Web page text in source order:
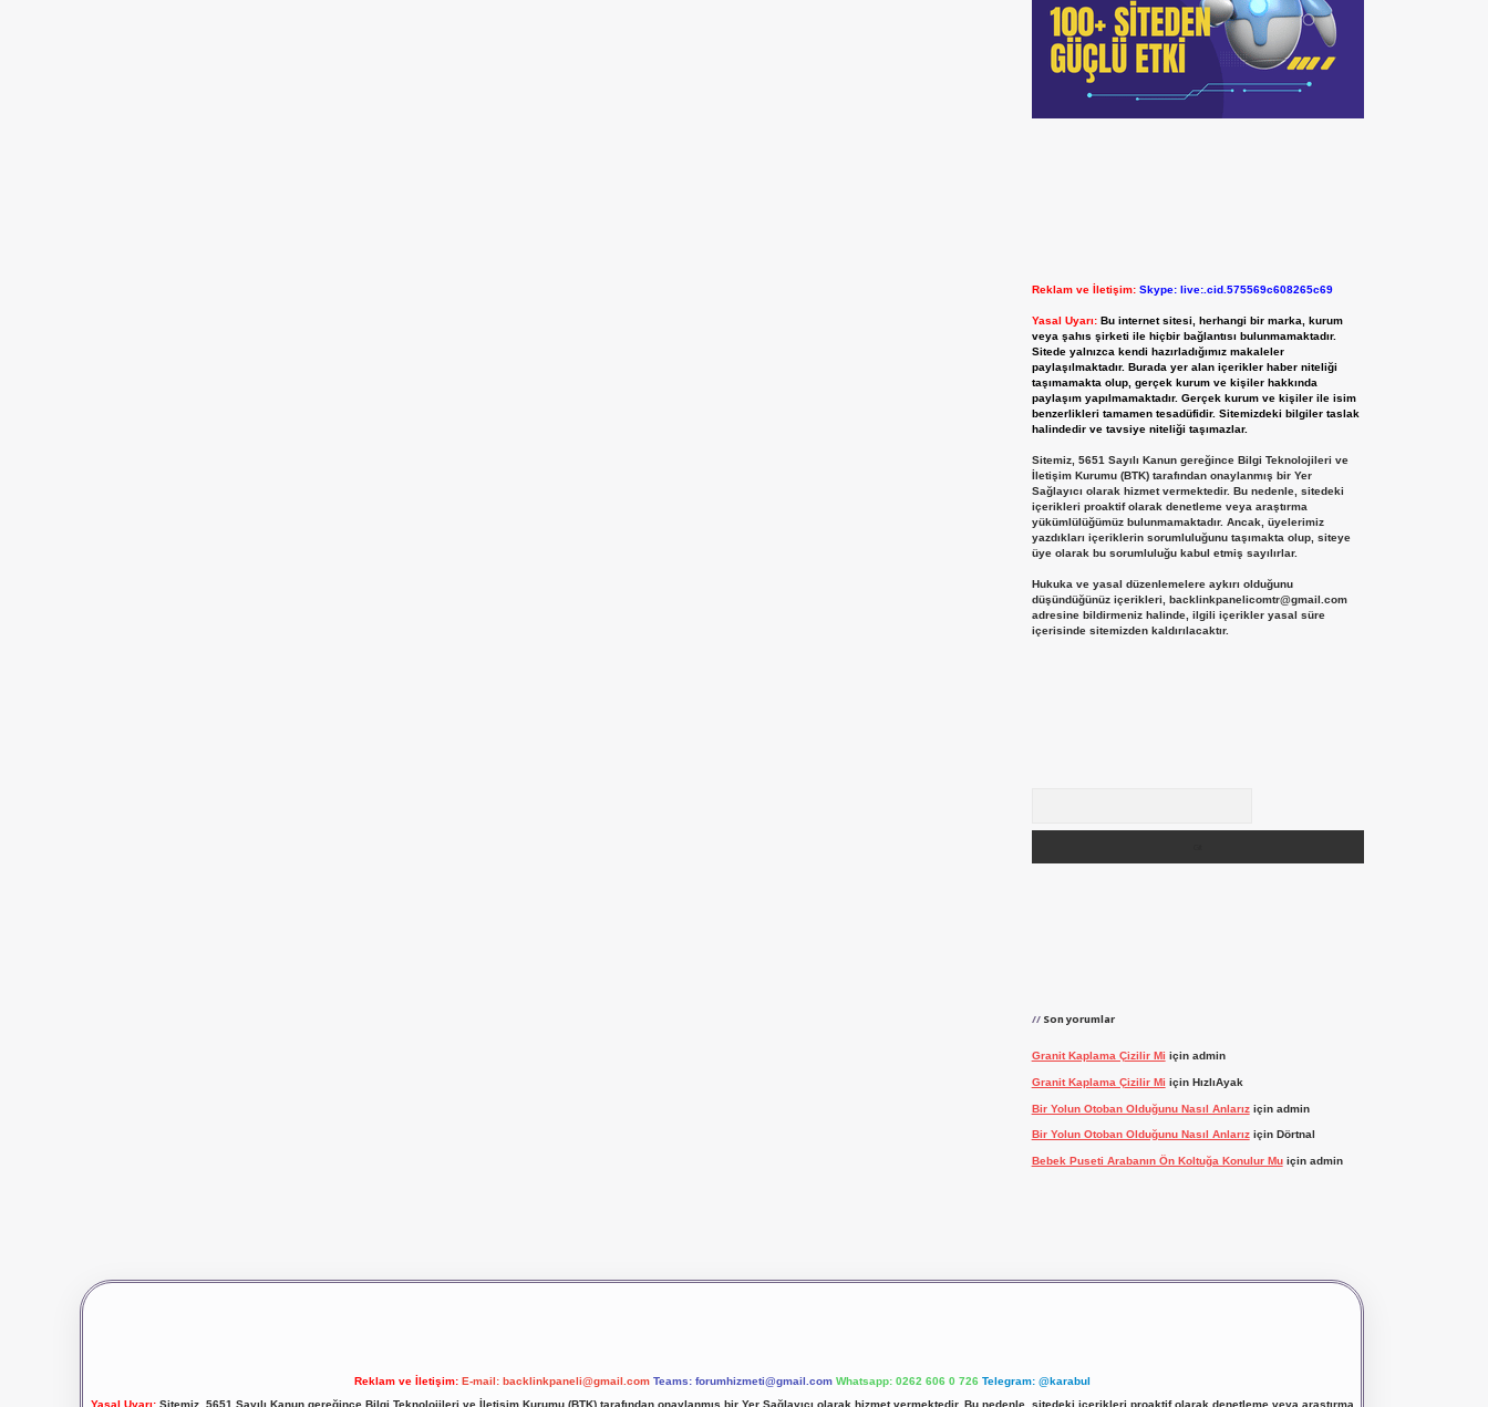
Reklam ve İletişim: Skype: live:.cid.575569c608265c69
Yasal Uyarı: Bu internet sitesi, herhangi bir marka, kurum
veya şahıs şirketi ile hiçbir bağlantısı bulunmamaktadır.
Sitede yalnızca kendi hazırladığımız makaleler
paylaşılmaktadır. Burada yer alan içerikler haber niteliği
taşımamakta olup, gerçek kurum ve kişiler hakkında
paylaşım yapılmamaktadır. Gerçek kurum ve kişiler ile isim
benzerlikleri tamamen tesadüfidir. Sitemizdeki bilgiler taslak
halindedir ve tavsiye niteliği taşımazlar.
Sitemiz, 5651 Sayılı Kanun gereğince Bilgi Teknolojileri ve
İletişim Kurumu (BTK) tarafından onaylanmış bir Yer
Sağlayıcı olarak hizmet vermektedir. Bu nedenle, sitedeki
içerikleri proaktif olarak denetleme veya araştırma
yükümlülüğümüz bulunmamaktadır. Ancak, üyelerimiz
yazdıkları içeriklerin sorumluluğunu taşımakta olup, siteye
üye olarak bu sorumluluğu kabul etmiş sayılırlar.
Hukuka ve yasal düzenlemelere aykırı olduğunu
düşündüğünüz içerikleri, backlinkpanelicomtr@gmail.com
adresine bildirmeniz halinde, ilgili içerikler yasal süre
içerisinde sitemizden kaldırılacaktır.
Son yorumlar
Granit Kaplama Çizilir Mi için admin
Granit Kaplama Çizilir Mi için HızlıAyak
Bir Yolun Otoban Olduğunu Nasıl Anlarıziçin admin
Bir Yolun Otoban Olduğunu Nasıl Anlarıziçin Dörtnal
Bebek Puseti Arabanın Ön Koltuğa Konulur Muiçin admin
Reklam ve İletişim: E-mail: backlinkpaneli@gmail.com Teams: forumhizmeti@gmail.com Whatsapp: 0262 606 0 726 Telegram: @karabul
Yasal Uyarı:Sitemiz, 5651 Sayılı Kanun gereğince Bilgi Teknolojileri ve İletişim Kurumu (BTK) tarafından onaylanmış bir Yer Sağlayıcı olarak hizmet vermektedir. Bu nedenle, sitedeki içerikleri proaktif olarak denetleme veya araştırma